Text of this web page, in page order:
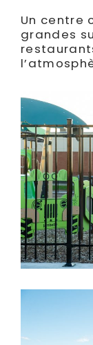
Un centre
grandes